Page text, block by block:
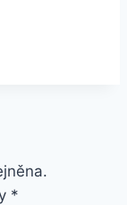
*